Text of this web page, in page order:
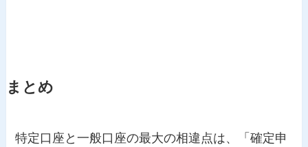
まとめ
特定口座と一般口座の最大の相違点は、「確定申